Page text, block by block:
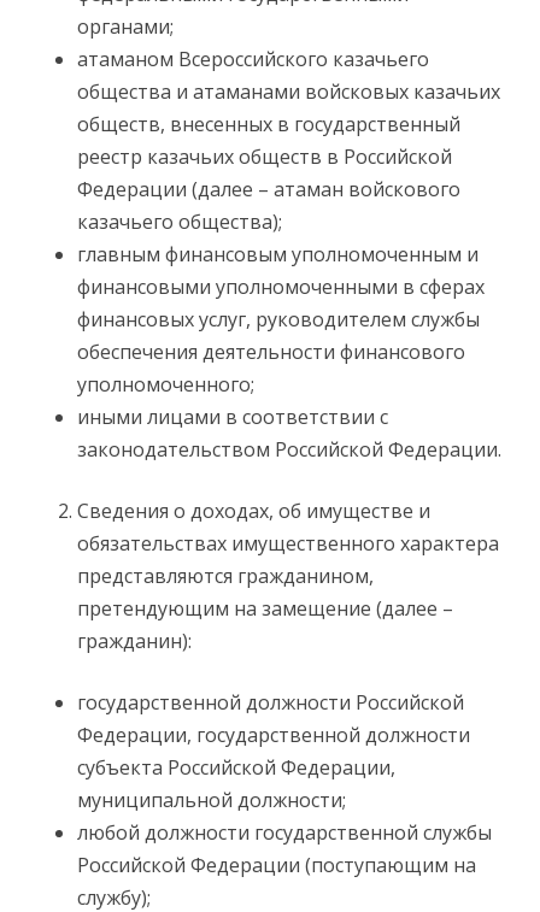
органами;
атаманом Всероссийского казачьего
общества и атаманами войсковых казачьих
обществ, внесенных в государственный
реестр казачьих обществ в Российской
Федерации (далее – атаман войскового
казачьего общества);
главным финансовым уполномоченным и
финансовыми уполномоченными в сферах
финансовых услуг, руководителем службы
обеспечения деятельности финансового
уполномоченного;
иными лицами в соответствии с
законодательством Российской Федерации.
Сведения о доходах, об имуществе и
обязательствах имущественного характера
представляются гражданином,
претендующим на замещение (далее –
гражданин):
государственной должности Российской
Федерации, государственной должности
субъекта Российской Федерации,
муниципальной должности;
любой должности государственной службы
Российской Федерации (поступающим на
службу);